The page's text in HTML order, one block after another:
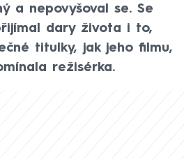
a nepovyšoval se. Se
dary života i to,
titulky, jak jeho filmu,
režisérka.